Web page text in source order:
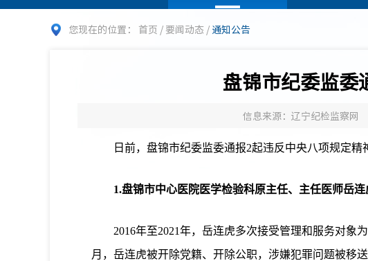
您现在的位置： 首页 / 要闻动态 / 通知公告
盘锦市纪委监委
信息来源：辽宁纪检监察网
日前，盘锦市纪委监委通报2起违反中央八项规定精
1.盘锦市中心医院医学检验科原主任、主任医师岳
2016年至2021年，岳连虎多次接受管理和服务对象
月，岳连虎被开除党籍、开除公职，涉嫌犯罪问题被移